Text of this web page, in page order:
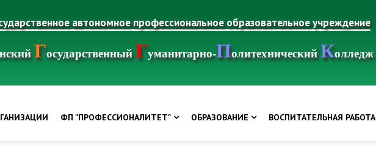
автономное профессиональное образовательное учреждение
ГосударственныйГуманитарно-ПолитехническийКолледж
ФП "ПРОФЕССИОНАЛИТЕТ" ОБРАЗОВАНИЕ ВОСПИТАТЕЛЬНАЯ РАБОТА